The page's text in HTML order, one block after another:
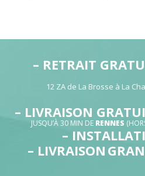
– RETRAIT
12 ZA de La Brosse à La
– LIVRAISON
JUSQU’À 30 MIN DE RENNES
–
– LIVRAISON